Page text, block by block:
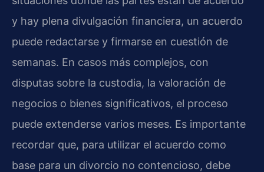
y hay plena divulgación financiera, un acuerdo
puede redactarse y firmarse en cuestión de
semanas. En casos más complejos, con
disputas sobre la custodia, la valoración de
negocios o bienes significativos, el proceso
puede extenderse varios meses. Es importante
recordar que, para utilizar el acuerdo como
base para un divorcio no contencioso, debe